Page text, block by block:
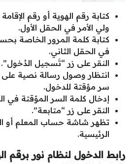
كتابة رقم الهوية أو رقم
ولي الأمر في الحقل الأول.
كتابة كلمة المرور الخاصة
في الحقل الثاني.
النقر على زر “تَسجيل الدُخول”.
انتظار وصول رسالة نصية
سر مؤقتة للدخول.
إدخال كلمة السر المؤقتة
النقر على زر “متابعة”.
تظهر شاشة حساب المعلم أو
الرئيسية.
رابط الدخول لنظام نور برقم